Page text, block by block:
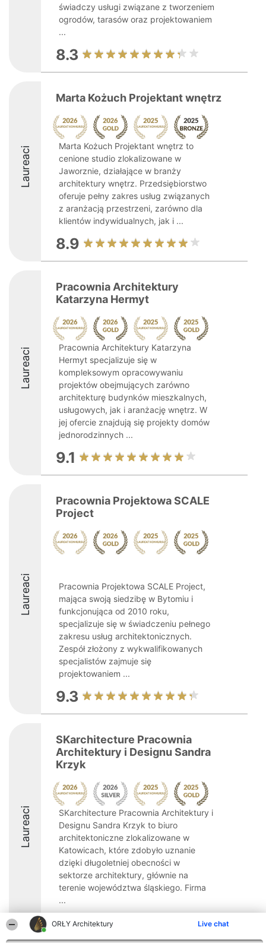
ORŁY Architektury Live chat
świadczy usługi związane z tworzeniem
ogrodów, tarasów oraz projektowaniem
...
8.3
Laureaci
Marta Kożuch Projektant wnętrz
Marta Kożuch Projektant wnętrz to
cenione studio zlokalizowane w
Jaworznie, działające w branży
architektury wnętrz. Przedsiębiorstwo
oferuje pełny zakres usług związanych
z aranżacją przestrzeni, zarówno dla
klientów indywidualnych, jak i ...
8.9
Laureaci
Pracownia Architektury
Katarzyna Hermyt
Pracownia Architektury Katarzyna
Hermyt specjalizuje się w
kompleksowym opracowywaniu
projektów obejmujących zarówno
architekturę budynków mieszkalnych,
usługowych, jak i aranżację wnętrz. W
jej ofercie znajdują się projekty domów
jednorodzinnych ...
9.1
Laureaci
Pracownia Projektowa SCALE
Project
Pracownia Projektowa SCALE Project,
mająca swoją siedzibę w Bytomiu i
funkcjonująca od 2010 roku,
specjalizuje się w świadczeniu pełnego
zakresu usług architektonicznych.
Zespół złożony z wykwalifikowanych
specjalistów zajmuje się
projektowaniem ...
9.3
Laureaci
SKarchitecture Pracownia
Architektury i Designu Sandra
Krzyk
SKarchitecture Pracownia Architektury i
Designu Sandra Krzyk to biuro
architektoniczne zlokalizowane w
Katowicach, które zdobyło uznanie
dzięki długoletniej obecności w
sektorze architektury, głównie na
terenie województwa śląskiego. Firma
...
8.6